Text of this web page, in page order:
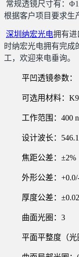
常规透镜尺寸有：
根据客户项目要求生
深圳纳宏光电拥有进
时纳宏光电拥有完成
工，欢迎来电垂询。
平凹透镜参数：
可选用材料：
工作范围：400
设计波长：
焦距公差：±2%
外形公差：
厚度公差：
曲面光圈：3
平面平整度（光